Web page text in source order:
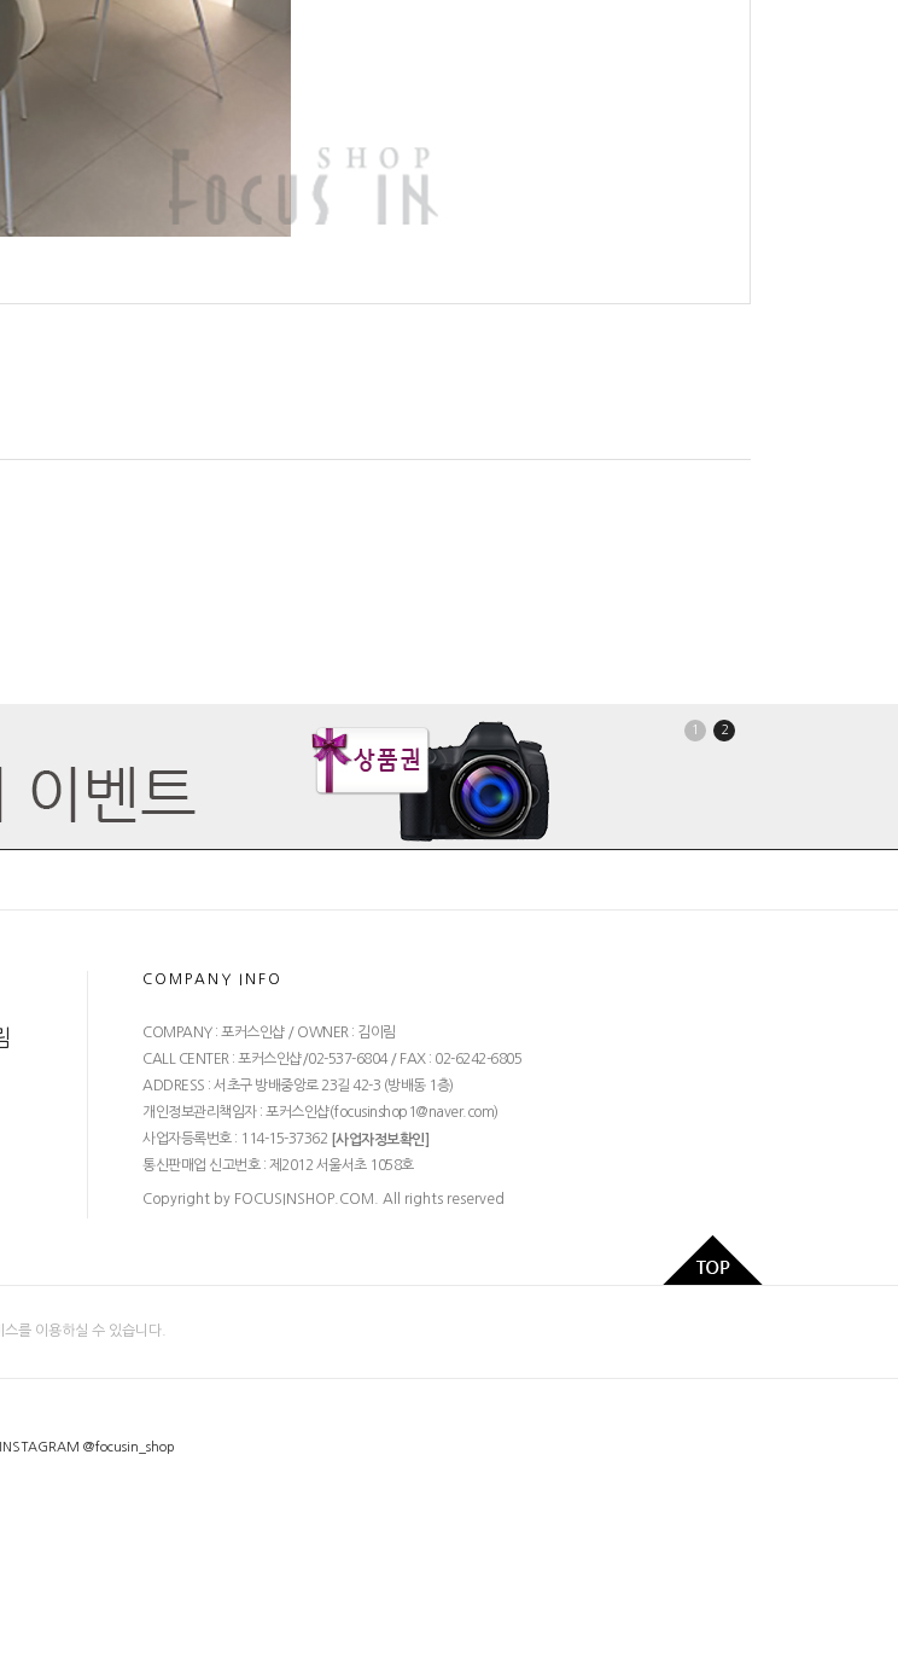
1 2
COMPANY INFO
COMPANY : 포커스인샵 / OWNER : 김이림
CALL CENTER : 포커스인샵/02-537-6804 / FAX : 02-6242-6805
ADDRESS : 서초구 방배중앙로 23길 42-3 (방배동 1층)
개인정보관리책임자 : 포커스인샵(focusinshop1@naver.com)
사업자등록번호 : 114-15-37362 [사업자정보확인]
통신판매업 신고번호 : 제2012 서울서초 1058호
Copyright by FOCUSINSHOP.COM. All rights reserved
를 이용하실 수 있습니다.
INSTAGRAM @focusin_shop